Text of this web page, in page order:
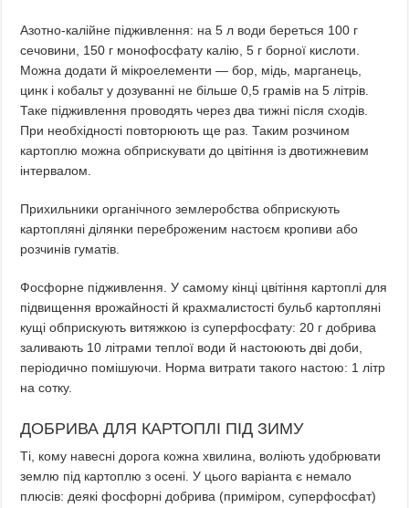
Азотно-калійне підживлення: на 5 л води береться 100 г
сечовини, 150 г монофосфату калію, 5 г борної кислоти.
Можна додати й мікроелементи — бор, мідь, марганець,
цинк і кобальт у дозуванні не більше 0,5 грамів на 5 літрів.
Таке підживлення проводять через два тижні після сходів.
При необхідності повторюють ще раз. Таким розчином
картоплю можна обприскувати до цвітіння із двотижневим
інтервалом.
Прихильники органічного землеробства обприскують
картопляні ділянки переброженим настоєм кропиви або
розчинів гуматів.
Фосфорне підживлення. У самому кінці цвітіння картоплі для
підвищення врожайності й крахмалистості бульб картопляні
кущі обприскують витяжкою із суперфосфату: 20 г добрива
заливають 10 літрами теплої води й настоюють дві доби,
періодично помішуючи. Норма витрати такого настою: 1 літр
на сотку.
ДОБРИВА ДЛЯ КАРТОПЛІ ПІД ЗИМУ
Ті, кому навесні дорога кожна хвилина, воліють удобрювати
землю під картоплю з осені. У цього варіанта є немало
плюсів: деякі фосфорні добрива (приміром, суперфосфат)